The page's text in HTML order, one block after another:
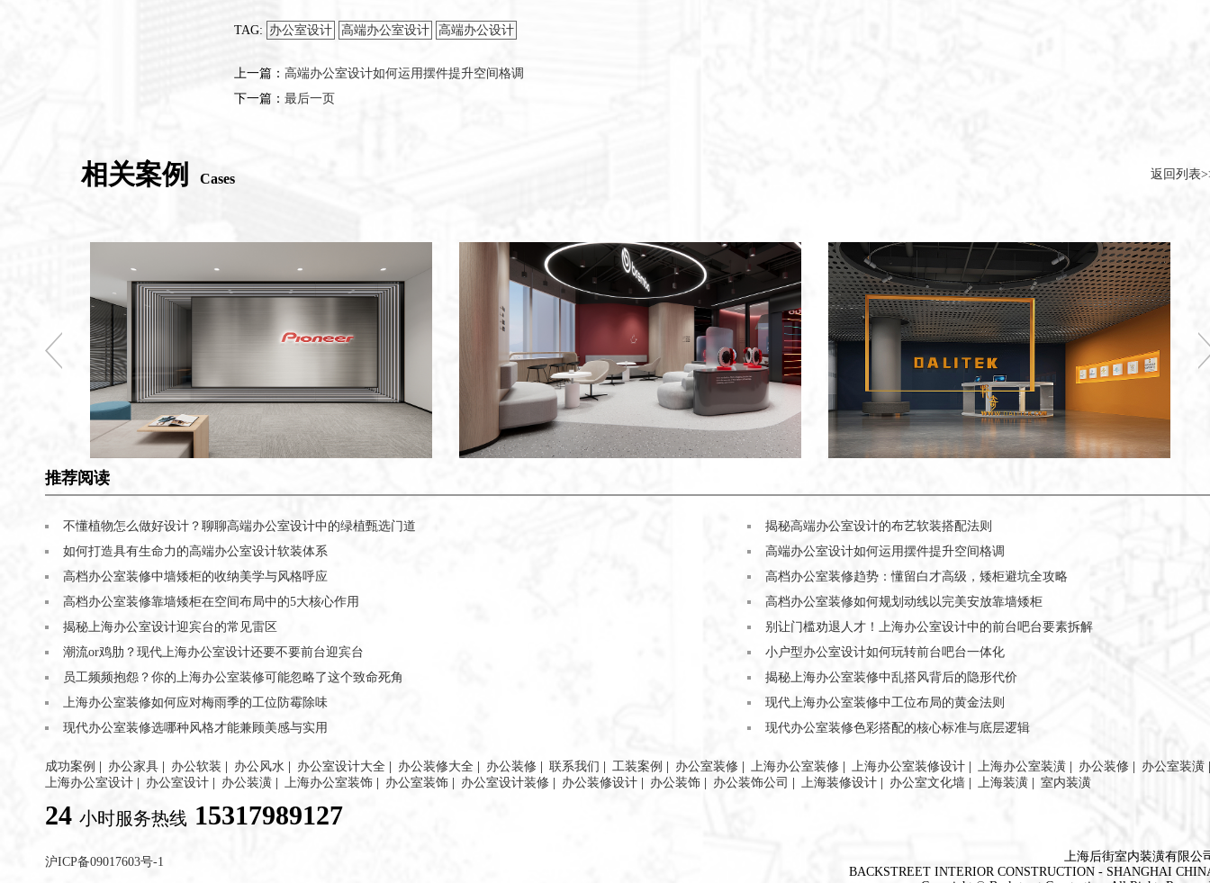
TAG: 办公室设计 高端办公室设计 高端办公设计
上一篇： 高端办公室设计如何运用摆件提升空间格调
下一篇： 最后一页
相关案例 Cases 返回列表
推荐阅读
不懂植物怎么做好设计？聊聊高端办公室设计中的绿植甄选门道
如何打造具有生命力的高端办公室设计软装体系
高档办公室装修中墙矮柜的收纳美学与风格呼应
高档办公室装修靠墙矮柜在空间布局中的5大核心作用
揭秘上海办公室设计迎宾台的常见雷区
潮流or鸡肋？现代上海办公室设计还要不要前台迎宾台
员工频频抱怨？你的上海办公室装修可能忽略了这个致命死角
上海办公室装修如何应对梅雨季的工位防霉除味
现代办公室装修选哪种风格才能兼顾美感与实用
揭秘高端办公室设计的布艺软装搭配法则
高端办公室设计如何运用摆件提升空间格调
高档办公室装修趋势：懂留白才高级，矮柜避坑全攻略
高档办公室装修如何规划动线以完美安放靠墙矮柜
别让门槛劝退人才！上海办公室设计中的前台吧台要素拆解
小户型办公室设计如何玩转前台吧台一体化
揭秘上海办公室装修中乱搭风背后的隐形代价
现代上海办公室装修中工位布局的黄金法则
现代办公室装修色彩搭配的核心标准与底层逻辑
成功案例 办公家具 办公软装 办公风水 办公室设计大全 办公装修大全 办公装修 联系我们 工装案例 办公室装修 上海办公室装修 上海办公室装修设计 上海办公室装潢 办公装修 办公室装潢
上海办公室设计
办公室设计 办公装潢 上海办公室装饰 办公室装饰 办公室设计装修 办公装修设计 办公装饰 办公装饰公司 上海装修设计 办公室文化墙 上海装潢 室内装潢
24 小时服务热线 15317989127
沪ICP备09017603号-1
上海后街室内装潢有限公
BACKSTREET INTERIOR CONSTRUCTION - SHANGHAI